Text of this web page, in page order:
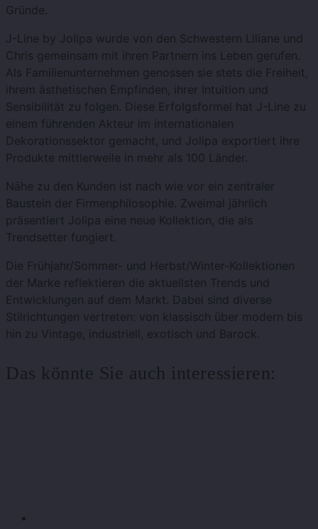
Gründe.
J-Line by Jolipa wurde von den Schwestern Liliane und
Chris gemeinsam mit ihren Partnern ins Leben gerufen.
Als Familienunternehmen genossen sie stets die Freiheit,
ihrem ästhetischen Empfinden, ihrer Intuition und
Sensibilität zu folgen. Diese Erfolgsformel hat J-Line zu
einem führenden Akteur im internationalen
Dekorationssektor gemacht, und Jolipa exportiert ihre
Produkte mittlerweile in mehr als 100 Länder.
Nähe zu den Kunden ist nach wie vor ein zentraler
Baustein der Firmenphilosophie. Zweimal jährlich
präsentiert Jolipa eine neue Kollektion, die als
Trendsetter fungiert.
Die Frühjahr/Sommer- und Herbst/Winter-Kollektionen
der Marke reflektieren die aktuellsten Trends und
Entwicklungen auf dem Markt. Dabei sind diverse
Stilrichtungen vertreten: von klassisch über modern bis
hin zu Vintage, industriell, exotisch und Barock.
Das könnte Sie auch interessieren: